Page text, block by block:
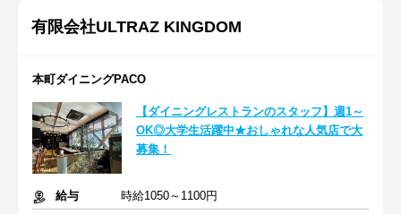
有限会社ULTRAZ KINGDOM
本町ダイニングPACO
【ダイニングレストランのスタッフ】週1～
OK◎大学生活躍中★おしゃれな人気店で大
募集！
給与
時給1050～1100円